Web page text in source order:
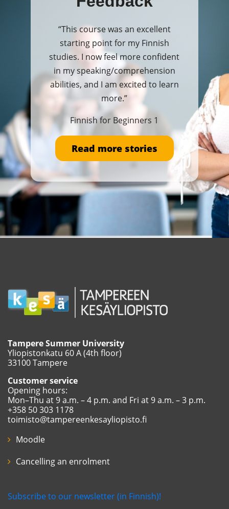
“This course was an excellent
starting point for my Finnish
studies. I now feel more confident
in my speaking/comprehension
abilities, and I am excited to learn
more.”
Finnish for Beginners 1
Read more stories
Tampere Summer University
Yliopistonkatu 60 A (4th floor)
33100 Tampere
Customer service
Opening hours:
Mon–Thu at 9 a.m. – 4 p.m. and Fri at 9 a.m. – 3 p.m.
+358 50 303 1178
toimisto@tampereenkesayliopisto.fi
Moodle
Cancelling an enrolment
Subscribe to our newsletter (in Finnish)!